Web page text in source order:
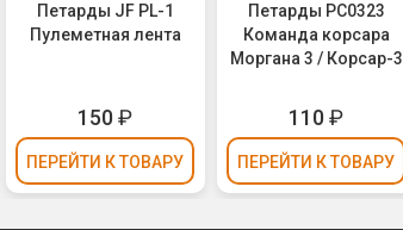
Петарды JF PL-1
Пулеметная лента
150₽
ПЕРЕЙТИ К ТОВАРУ
Петарды РС0323
Команда корсара
Моргана 3 / Корсар-3
110₽
ПЕРЕЙТИ К ТОВАРУ